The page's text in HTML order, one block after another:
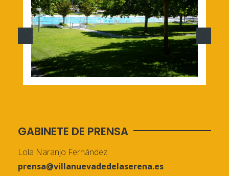
GABINETE DE PRENSA
Lola Naranjo Fernández
prensa@villanuevadedelaserena.es